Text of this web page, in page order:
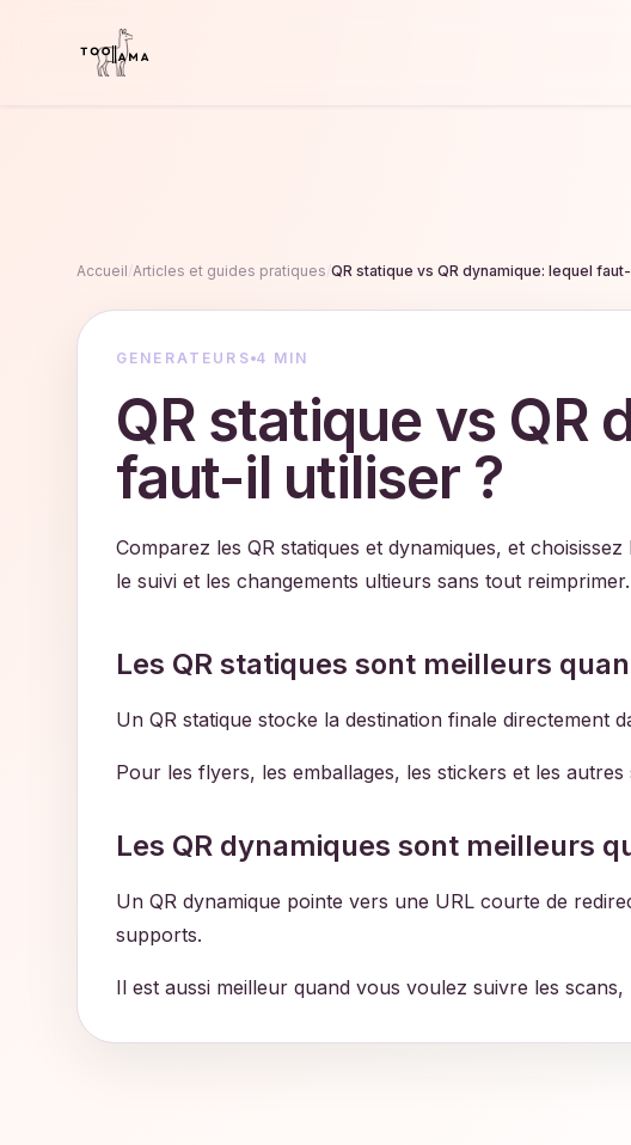
Accueil Articles et guides pratiques QR statique vs QR dynamique: lequel
GENERATEURS 4 MIN
QR statique vs QR
faut-il utiliser ?
Comparez les QR statiques et dynamiques, et
le suivi et les changements ultieurs sans tout reimprimer.
Les QR statiques sont meilleurs
Un QR statique stocke la destination finale directement
Pour les flyers, les emballages, les stickers et les
Les QR dynamiques sont meilleurs
Un QR dynamique pointe vers une URL courte de
supports.
Il est aussi meilleur quand vous voulez suivre les